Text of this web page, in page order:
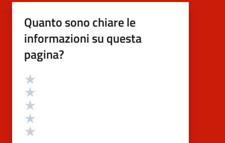
Quanto sono chiare le
informazioni su questa
pagina?
Valutazione